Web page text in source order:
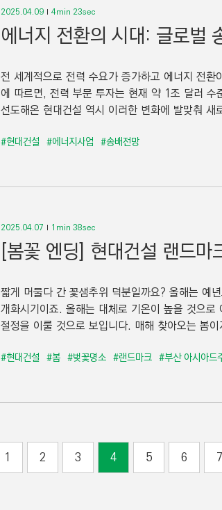
2025.04.09 4min 23sec
에너지 전환의 시대: 글로벌
전 세계적으로 전력 수요가 증가하고 에너지 전
에 따르면, 전력 부문 투자는 현재 약 1조 달러
선도해온 현대건설 역시 이러한 변화에 발맞춰
#현대건설 #에너지사업 #송배전망
2025.04.07 1min 38sec
[봄꽃 엔딩] 현대건설 랜드
짧게 머물다 간 꽃샘추위 덕분일까요? 올해는 예
개화시기이죠. 올해는 대체로 기온이 높을 것으
절정을 이룰 것으로 보입니다. 매해 찾아오는 봄
#현대건설 #봄 #벚꽃명소 #랜드마크 #부산 아시아드
1 2 3 4 5 6 7